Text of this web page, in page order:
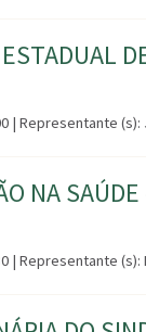
| Representante
NA SAÚDE
| Representante (s):